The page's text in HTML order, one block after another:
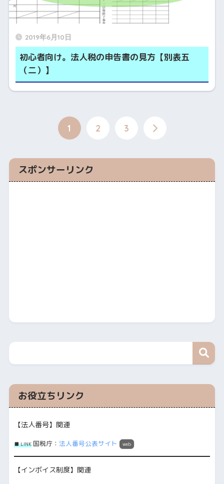
2019年6月10日
初心者向け。法人税の申告書の見方【別表五
（二）】
1 2 3
スポンサーリンク
お役立ちリンク
【法人番号】関連
■ LINK国税庁： 法人番号公表サイト web
【インボイス制度】関連